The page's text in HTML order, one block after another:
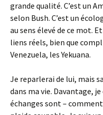
grande qualité. C’est un
selon Bush. C’est un
au sens élevé de ce mot.
liens réels, bien que
Venezuela, les Yekuana.
Je reparlerai de lui, mais
dans ma vie. Davantage,
échanges sont –